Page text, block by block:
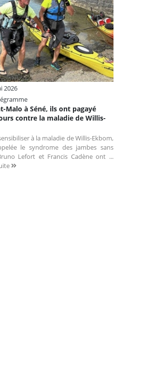
2026
Malo à Séné, ils ont pagayé
contre la maladie de Willis-
à la maladie de Willis-Ekbom,
le syndrome des jambes sans
Lefort et Francis Cadène ont ...